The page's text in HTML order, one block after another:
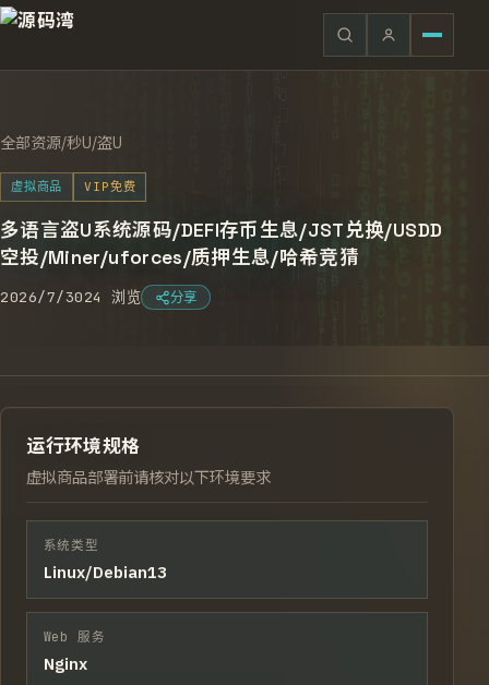
全部资源/秒U/盗U
虚拟商品 VIP免费
多语言盗U系统源码/DEFI存币生息/JST兑换/USDD
空投/Miner/uforces/质押生息/哈希竞猜
2026/7/3024 浏览 分享
运行环境规格
虚拟商品部署前请核对以下环境要求
系统类型
Linux/Debian13
Web 服务
Nginx